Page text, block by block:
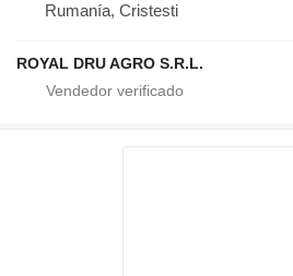
Rumanía, Cristesti
ROYAL DRU AGRO S.R.L.